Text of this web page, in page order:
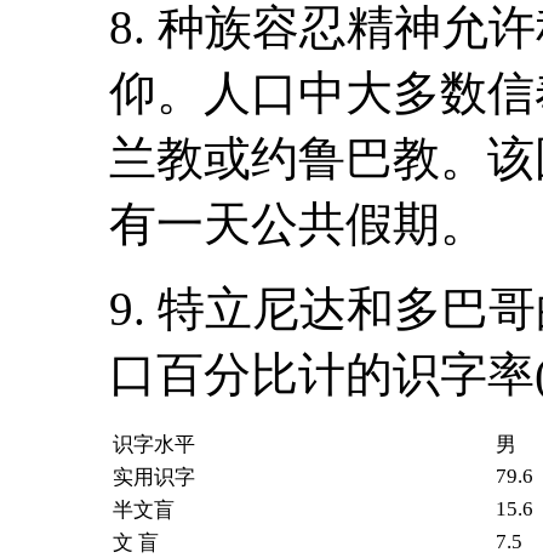
8. 种族容忍精神允
仰。人口中大多数
兰教或约鲁巴教。
有一天公共假期。
9. 特立尼达和多巴
口百分比计的识字
识字水平
男
实用识字
79.6
半文盲
15.6
文 盲
7.5